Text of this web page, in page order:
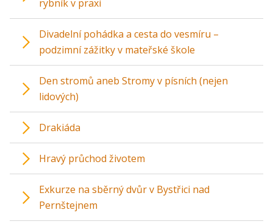
rybník v praxi
Divadelní pohádka a cesta do vesmíru –
podzimní zážitky v mateřské škole
Den stromů aneb Stromy v písních (nejen
lidových)
Drakiáda
Hravý průchod životem
Exkurze na sběrný dvůr v Bystřici nad
Pernštejnem